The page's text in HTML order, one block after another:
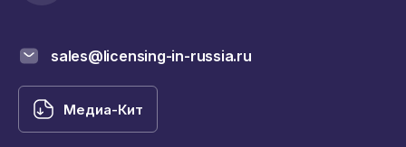
sales@licensing-in-russia.ru
Медиа-Кит